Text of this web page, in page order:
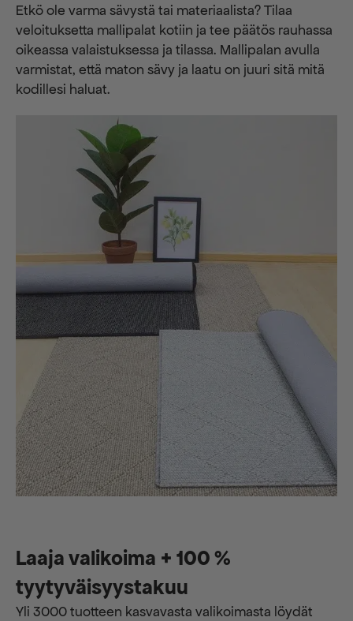
Etkö ole varma sävystä tai materiaalista? Tilaa
veloituksetta mallipalat kotiin ja tee päätös rauhassa
oikeassa valaistuksessa ja tilassa. Mallipalan avulla
varmistat, että maton sävy ja laatu on juuri sitä mitä
kodillesi haluat.
Laaja valikoima + 100 %
tyytyväisyystakuu
Yli 3000 tuotteen kasvavasta valikoimasta löydät